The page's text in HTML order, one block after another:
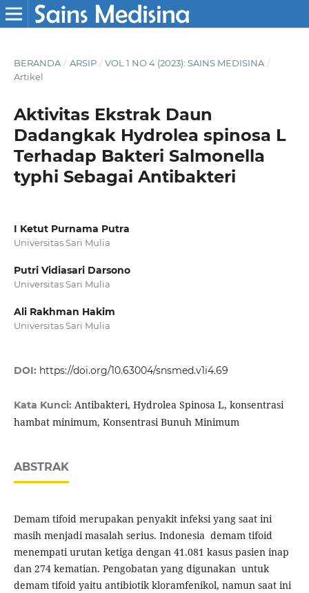
BERANDA / ARSIP / VOL 1 NO 4 (2023): SAINS MEDISINA /
Artikel
Aktivitas Ekstrak Daun
Dadangkak Hydrolea spinosa L
Terhadap Bakteri Salmonella
typhi Sebagai Antibakteri
I Ketut Purnama Putra
Universitas Sari Mulia
Putri Vidiasari Darsono
Universitas Sari Mulia
Ali Rakhman Hakim
Universitas Sari Mulia
DOI: https://doi.org/10.63004/snsmed.v1i4.69
Kata Kunci: Antibakteri, Hydrolea Spinosa L, konsentrasi
hambat minimum, Konsentrasi Bunuh Minimum
ABSTRAK
Demam tifoid merupakan penyakit infeksi yang saat ini
masih menjadi masalah serius. Indonesia demam tifoid
menempati urutan ketiga dengan 41.081 kasus pasien inap
dan 274 kematian. Pengobatan yang digunakan untuk
demam tifoid yaitu antibiotik kloramfenikol, namun saat ini